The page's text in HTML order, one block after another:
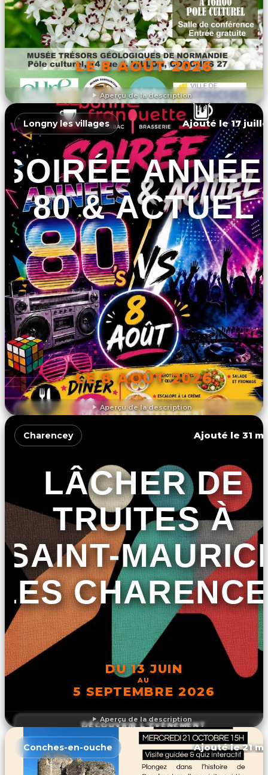
Aperçu de la description
LE 8 AOÛT 2026
DÉCOUVRIR L'ÉVÉNEMENT
Aperçu de la description
Longny les villages Ajouté le 17
SOIRÉE
80 & ACTUEL
LE 8 AOÛT 2026
DÉCOUVRIR L'ÉVÉNEMENT
Aperçu de la description
Charencey Ajouté le 31
LÂCHER DE
TRUITES À
SAINT-
DU 13 JUIN
AU
5 SEPTEMBRE 2026
DÉCOUVRIR L'ÉVÉNEMENT
Conches-en-ouche Ajouté le 21